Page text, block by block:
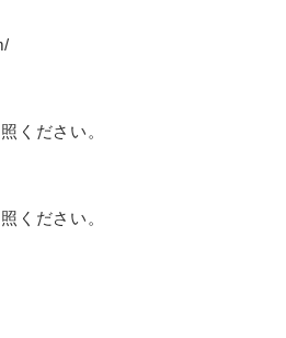
ください。
ください。